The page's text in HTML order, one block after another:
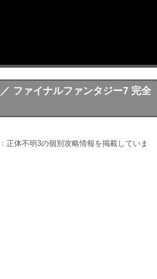
ファイナルファンタジー7 完全
正体不明3の個別攻略情報を掲載していま